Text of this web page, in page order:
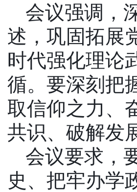
会议强调，
述，巩固拓展
时代强化理论
循。要深刻把
取信仰之力、
共识、破解发
会议要求，
史、把牢办学